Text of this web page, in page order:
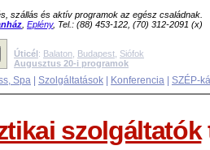
szállás és aktív programok az egész családnak.
Eplény, Tel.: (88) 453-122, (70) 312-2091 (x)
Úticél: Balaton Budapest Siófok
Augusztus 20-i programok
Spa Szolgáltatások Konferencia SZÉP-
szolgáltatók